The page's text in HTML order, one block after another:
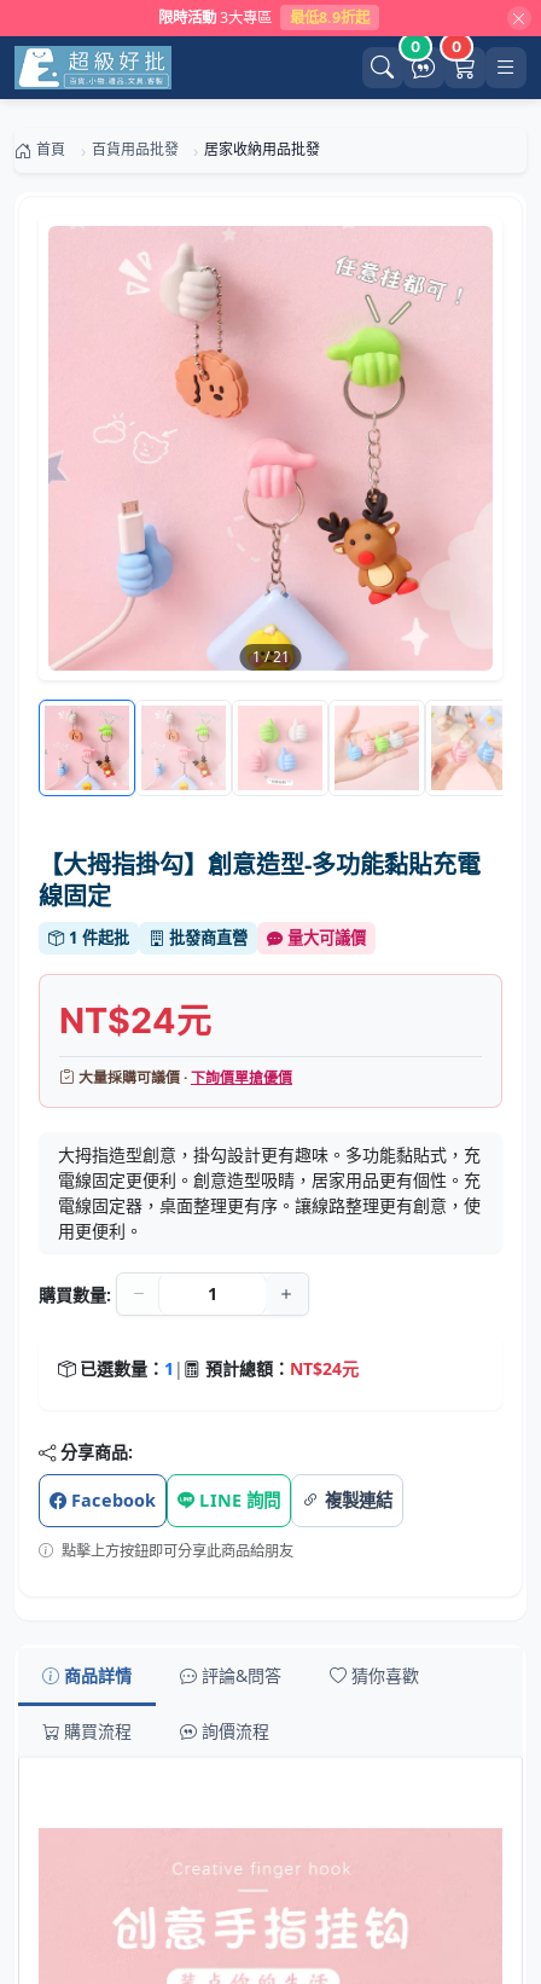
限時活動 3大專區 最低8.9折起
0 0
首頁 百貨用品批發 居家收納用品批發
1/21
【大拇指掛勾】創意造型-多功能黏貼充電
線固定
1 件起批 批發商直營 量大可議價
NT$24元
大量採購可議價 ·下詢價單搶優價
大拇指造型創意，掛勾設計更有趣味。多功能黏貼式，充
電線固定更便利。創意造型吸睛，居家用品更有個性。充
電線固定器，桌面整理更有序。讓線路整理更有創意，使
用更便利。
購買數量:
已選數量： 1 | 預計總額： NT$24元
分享商品:
Facebook LINE 詢問 複製連結
點擊上方按鈕即可分享此商品給朋友
商品詳情 評論&問答 猜你喜歡
購買流程 詢價流程